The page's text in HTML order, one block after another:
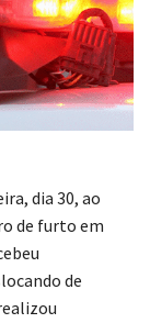
dia 30, ao
de furto em
de